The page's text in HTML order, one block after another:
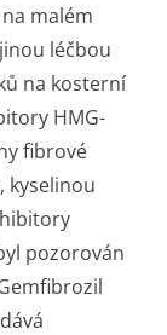
malém
léčbou
na kosterní
HMG-
fibrové
kyselinou
pozorován